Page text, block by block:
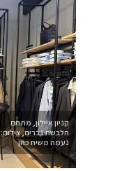
קניון איילון, מתחם
הלבשת גברים, צילום:
נעמה משיח כהן